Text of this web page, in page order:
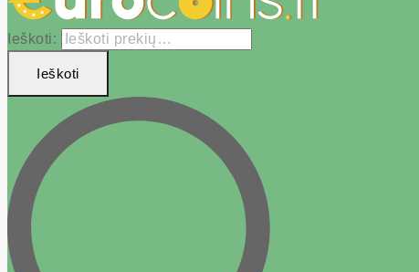
Ieškoti:
Ieškoti